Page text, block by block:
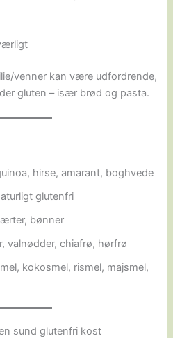
venner kan være udfordrende,
gluten – især brød og pasta.
hirse, amarant, boghvede
glutenfri
bønner
valnødder, chiafrø, hørfrø
kokosmel, rismel, majsmel,
sund glutenfri kost